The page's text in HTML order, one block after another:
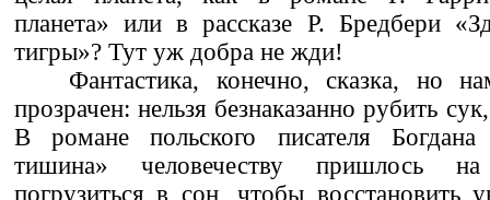
планета» или в рассказе Р. Бредбери
тигры»? Тут уж добра не жди!
Фантастика, конечно, сказка, но
прозрачен: нельзя безнаказанно рубить
В романе польского писателя Богдана
тишина» человечеству пришлось
погрузиться в сон, чтобы восстановить